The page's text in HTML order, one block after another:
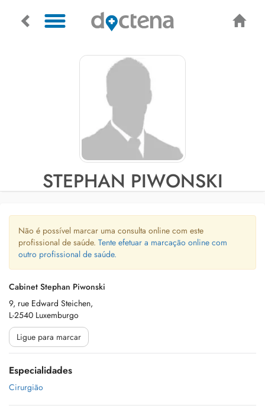
STEPHAN PIWONSKI
Não é possível marcar uma consulta online com este
profissional de saúde. Tente efetuar a marcação online com
outro profissional de saúde.
Cabinet Stephan Piwonski
9, rue Edward Steichen,
L-2540 Luxemburgo
Ligue para marcar
Especialidades
Cirurgião